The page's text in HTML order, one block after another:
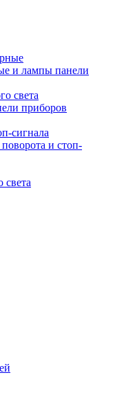
и лампы панели
света
приборов
сигнала
и стоп-